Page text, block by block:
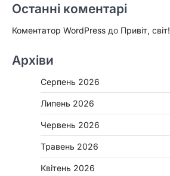
Останні коментарі
Коментатор WordPress до Привіт, світ!
Архіви
Серпень 2026
Липень 2026
Червень 2026
Травень 2026
Квітень 2026